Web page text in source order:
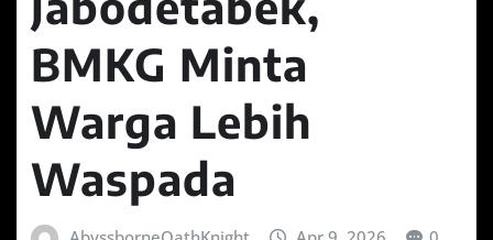
BMKG Minta
Warga Lebih
Waspada